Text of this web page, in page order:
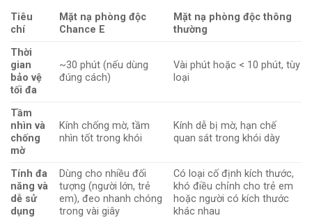
Tiêu
chí
Mặt nạ phòng độc
Chance E
Mặt nạ phòng độc thông
thường
Thời
gian
bảo vệ
tối đa
~30 phút (nếu dùng
đúng cách)
Vài phút hoặc < 10 phút, tùy
loại
Tầm
nhìn và
chống
mờ
Kính chống mờ, tầm
nhìn tốt trong khói
Kính dễ bị mờ, hạn chế
quan sát trong khói dày
Tính đa
năng và
dễ sử
dụng
Dùng cho nhiều đối
tượng (người lớn, trẻ
em), đeo nhanh chóng
trong vài giây
Có loại cố định kích thước,
khó điều chỉnh cho trẻ em
hoặc người có kích thước
khác nhau